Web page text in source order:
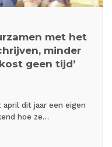
met het
minder
geen tijd’
dit jaar een eigen
hoe ze…